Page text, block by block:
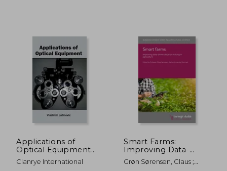
45%
dcto. $ 133.10
45%
dcto.
Applications of
Optical Equipment
(en Inglés)
Clanrye International
Smart Farms:
Improving Data-
Driven Decision
Making in Agriculture
Grøn Sørensen, Claus ;